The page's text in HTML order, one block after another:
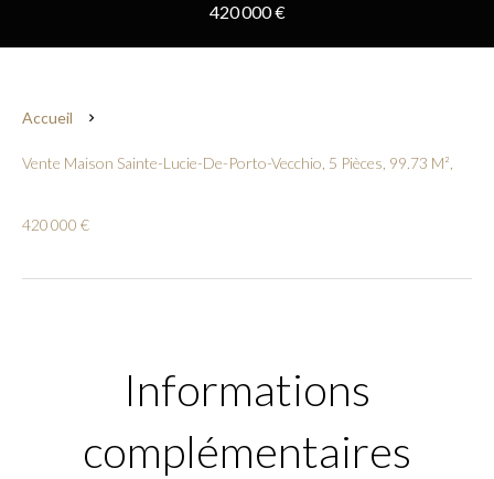
420 000 €
Accueil
Vente Maison Sainte-Lucie-De-Porto-Vecchio, 5 Pièces, 99.73 M²,
420 000 €
Informations
complémentaires